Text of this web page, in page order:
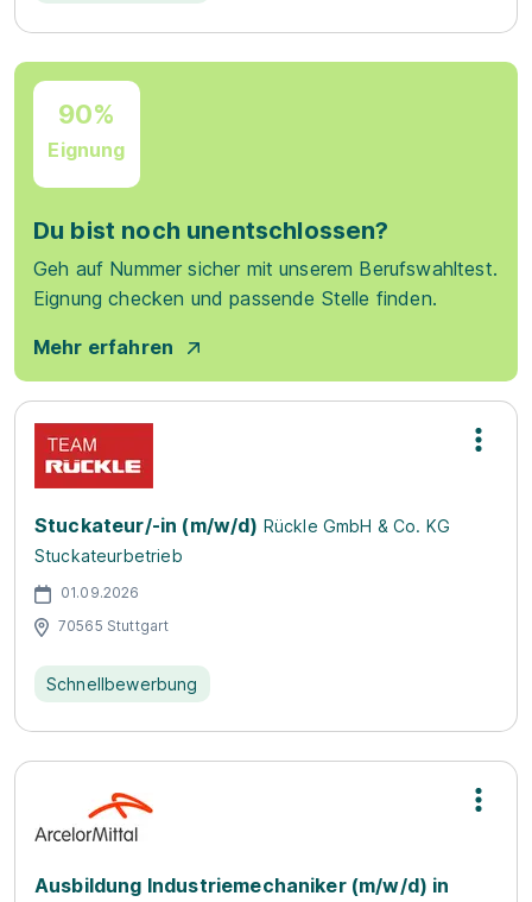
90%
Eignung
Du bist noch unentschlossen?
Geh auf Nummer sicher mit unserem Berufswahltest.
Eignung checken und passende Stelle finden.
Mehr erfahren
Stuckateur/-in (m/w/d) Rückle GmbH & Co. KG
Stuckateurbetrieb
01.09.2026
70565 Stuttgart
Schnellbewerbung
Ausbildung Industriemechaniker (m/w/d) in